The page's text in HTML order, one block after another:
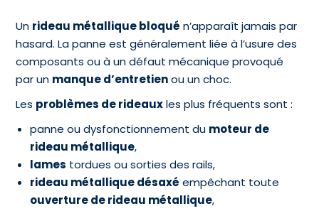
Un rideau métallique bloqué n’apparaît jamais par
hasard. La panne est généralement liée à l’usure des
composants ou à un défaut mécanique provoqué
par un manque d’entretienou un choc.
Les problèmes de rideauxles plus fréquents sont :
panne ou dysfonctionnement du moteur de
rideau métallique,
lames tordues ou sorties des rails,
rideau métallique désaxé empêchant toute
ouverture de rideau métallique,